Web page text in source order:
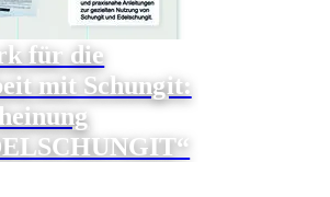
für die
mit Schungit: